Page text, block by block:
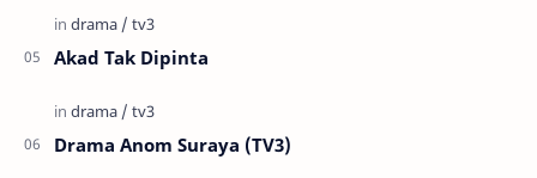
Akad Tak Dipinta
Drama Anom Suraya (TV3)